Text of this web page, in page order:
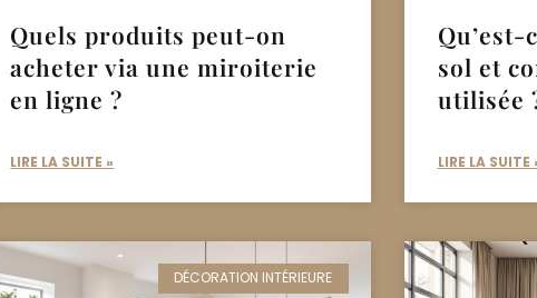
Quels produits peut-on
acheter via une miroiterie
en ligne ?
sol et
utilisée
DÉCORATION INTÉRIEURE